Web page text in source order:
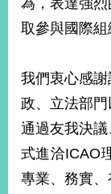
關
網
站
部
長
信
箱
粉
絲
專
頁
LINEInstagram
X平台
(原推特)
為，表達強
取參與國際組
我們衷心感
政、立法部門
通過友我決
式進洽ICAO
專業、務實、